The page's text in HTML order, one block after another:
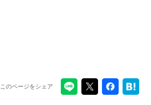
このページをシェア